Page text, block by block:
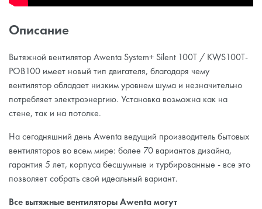
Описание
Вытяжной вентилятор Awenta System+ Silent 100T / KWS100T-
POB100 имеет новый тип двигателя, благодаря чему
вентилятор обладает низким уровнем шума и незначительно
потребляет электроэнергию. Установка возможна как на
стене, так и на потолке.
На сегодняшний день Awenta ведущий производитель бытовых
вентиляторов во всем мире: более 70 вариантов дизайна,
гарантия 5 лет, корпуса бесшумные и турбированные - все это
позволяет собрать свой идеальный вариант.
Все вытяжные вентиляторы Awenta могут